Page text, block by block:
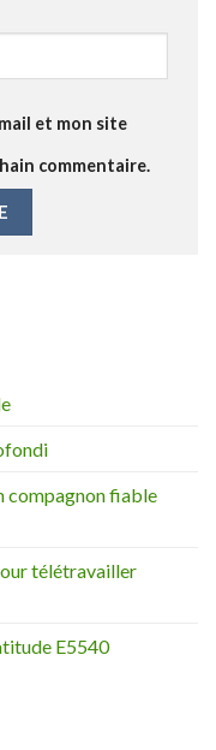
et mon site
commentaire.
compagnon fiable
télétravailler
E5540